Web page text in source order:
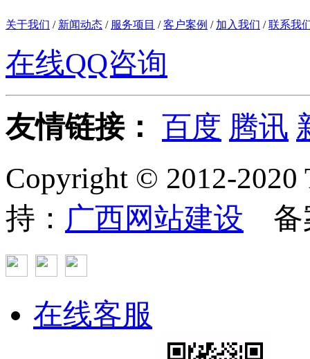
关于我们 / 新闻动态 / 服务项目 /客户案例 / 加入我们 /联系我
在线QQ咨询
友情链接： 百度 腾讯
Copyright © 2012-
持： 广西网站建设 备
在线客服